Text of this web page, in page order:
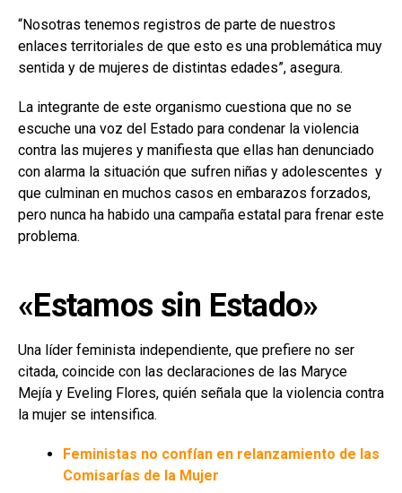
“Nosotras tenemos registros de parte de nuestros
enlaces territoriales de que esto es una problemática muy
sentida y de mujeres de distintas edades”, asegura.
La integrante de este organismo cuestiona que no se
escuche una voz del Estado para condenar la violencia
contra las mujeres y manifiesta que ellas han denunciado
con alarma la situación que sufren niñas y adolescentes y
que culminan en muchos casos en embarazos forzados,
pero nunca ha habido una campaña estatal para frenar este
problema.
«Estamos sin Estado»
Una líder feminista independiente, que prefiere no ser
citada, coincide con las declaraciones de las Maryce
Mejía y Eveling Flores, quién señala que la violencia contra
la mujer se intensifica.
Feministas no confían en relanzamiento de las
Comisarías de la Mujer